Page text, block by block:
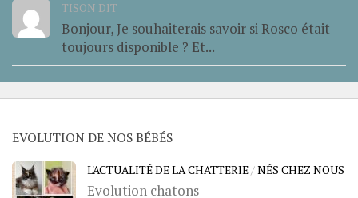
TISON DIT
Bonjour, Je souhaiterais savoir si Rosco était
toujours disponible ? Et...
EVOLUTION DE NOS BÉBÉS
L'ACTUALITÉ DE LA CHATTERIE/NÉS CHEZ NOUS
Evolution chatons